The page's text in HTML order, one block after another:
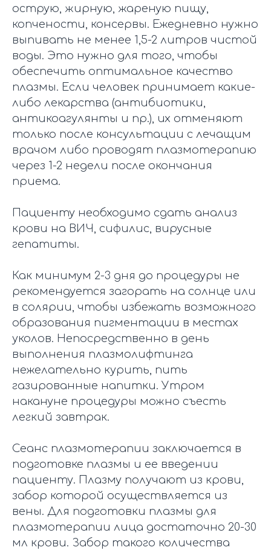
острую, жирную, жареную пищу,
копчености, консервы. Ежедневно нужно
выпивать не менее 1,5-2 литров чистой
воды. Это нужно для того, чтобы
обеспечить оптимальное качество
плазмы. Если человек принимает какие-
либо лекарства (антибиотики,
антикоагулянты и пр.), их отменяют
только после консультации с лечащим
врачом либо проводят плазмотерапию
через 1-2 недели после окончания
приема.
Пациенту необходимо сдать анализ
крови на ВИЧ, сифилис, вирусные
гепатиты.
Как минимум 2-3 дня до процедуры не
рекомендуется загорать на солнце или
в солярии, чтобы избежать возможного
образования пигментации в местах
уколов. Непосредственно в день
выполнения плазмолифтинга
нежелательно курить, пить
газированные напитки. Утром
накануне процедуры можно съесть
легкий завтрак.
Сеанс плазмотерапии заключается в
подготовке плазмы и ее введении
пациенту. Плазму получают из крови,
забор которой осуществляется из
вены. Для подготовки плазмы для
плазмотерапии лица достаточно 20-30
мл крови. Забор такого количества